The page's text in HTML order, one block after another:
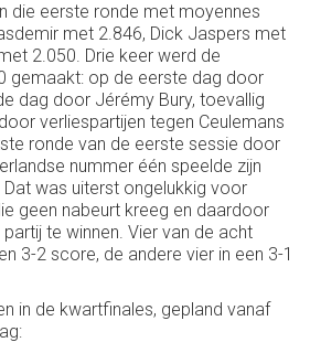
die eerste ronde met moyennes
met 2.846, Dick Jaspers met
2.050. Drie keer werd de
gemaakt: op de eerste dag door
dag door Jérémy Bury, toevallig
verliespartijen tegen Ceulemans
ronde van de eerste sessie door
nummer één speelde zijn
was uiterst ongelukkig voor
geen nabeurt kreeg en daardoor
te winnen. Vier van de acht
3-2 score, de andere vier in een 3-1
in de kwartfinales, gepland vanaf